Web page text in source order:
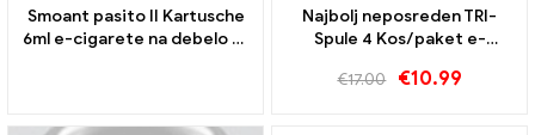
Smoant pasito II Kartusche
6ml e-cigarete na debelo 丨
Najbolj neposreden TRI-
Spule 4 Kos/paket e-
€17.00 €10.99